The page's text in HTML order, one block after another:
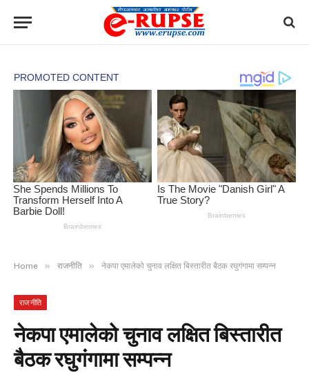
Home » राजनीति » नेकपा एमालेको चुनाव लक्षित बिस्तारीत बैठक रघुगंगामा सम्पन्न
राजनीति
नेकपा एमालेको चुनाव लक्षित बिस्तारीत
बैठक रघुगंगामा सम्पन्न